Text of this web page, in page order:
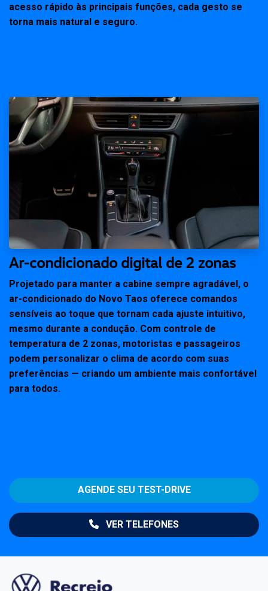
acesso rápido às principais funções, cada gesto se
torna mais natural e seguro.
Ar-condicionado digital de 2 zonas
Projetado para manter a cabine sempre agradável, o
ar-condicionado do Novo Taos oferece comandos
sensíveis ao toque que tornam cada ajuste intuitivo,
mesmo durante a condução. Com controle de
temperatura de 2 zonas, motoristas e passageiros
podem personalizar o clima de acordo com suas
preferências — criando um ambiente mais confortável
para todos.
VER TELEFONES
AGENDE SEU TEST-DRIVE